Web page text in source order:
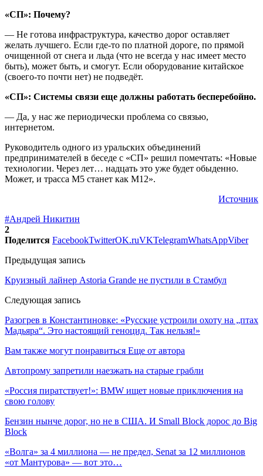
«СП»: Почему?
— Не готова инфраструктура, качество дорог оставляет
желать лучшего. Если где-то по платной дороге, по прямой
очищенной от снега и льда (что не всегда у нас имеет место
быть), может быть, и смогут. Если оборудование китайское
(своего-то почти нет) не подведёт.
«СП»: Системы связи еще должны работать бесперебойно.
— Да, у нас же периодически проблема со связью,
интернетом.
Руководитель одного из уральских объединений
предпринимателей в беседе с «СП» решил помечтать: «Новые
технологии. Через лет… надцать это уже будет обыденно.
Может, и трасса М5 станет как М12».
Источник
#Андрей Никитин
2
Поделится FacebookTwitterOK.ruVKTelegramWhatsAppViber
Предыдущая запись
Круизный лайнер Astoria Grande не пустили в Стамбул
Следующая запись
Разогрев в Константиновке: «Русские устроили охоту на „птах
Мадьяра“. Это настоящий геноцид. Так нельзя!»
Вам также могут понравиться Еще от автора
Автопрому запретили наезжать на старые грабли
«Россия пиратствует!»: BMW ищет новые приключения на
свою голову
Бензин нынче дорог, но не в США. И Small Block дорос до Big
Block
«Волга» за 4 миллиона — не предел, Senat за 12 миллионов
«от Мантурова» — вот это…